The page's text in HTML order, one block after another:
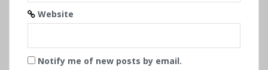
Website
Notify me of new posts by email.